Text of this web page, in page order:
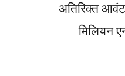
अतिरिक्त
मिलियन